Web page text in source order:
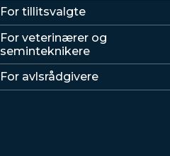
For tillitsvalgte
For veterinærer og
seminteknikere
For avlsrådgivere